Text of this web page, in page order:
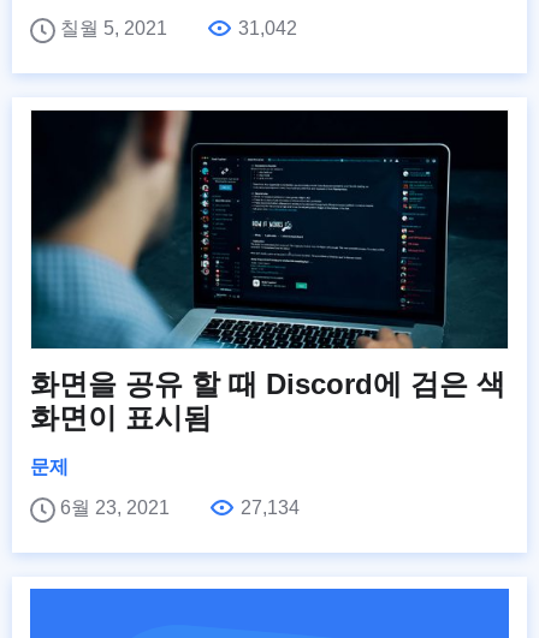
칠월 5, 2021
31,042
화면을 공유 할 때 Discord에 검은 색
화면이 표시됨
문제
6월 23, 2021
27,134